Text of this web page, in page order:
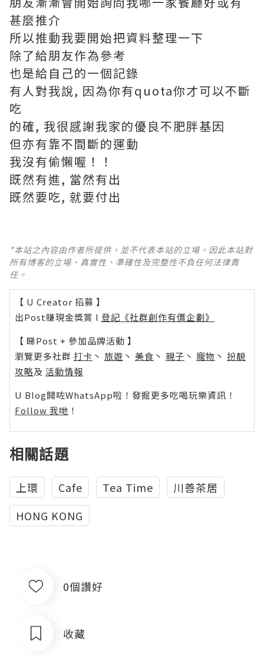
甚麼推介
所以推動我要開始把資料整理一下
除了給朋友作為參考
也是給自己的一個記錄
有人對我說, 因為你有quota你才可以不斷
吃
的確, 我很感謝我家的優良不肥胖基因
但亦有靠不間斷的運動
我沒有偷懶喔！！
既然有進, 當然有出
既然要吃, 就要付出
*本站之內容由作者所提供，並不代表本站的立場。因此本站對
所有博客的立場、真實性、準確性及完整性不負任何法律責
任。
【 U Creator 招募 】
出Post賺現金獎賞 l 登記《社群創作有價企劃》
【 睇Post + 參加品牌活動 】
瀏覽更多社群 打卡 丶 旅遊 丶 美食 丶 親子 丶 寵物 丶 扮靚
攻略及 活動情報
U Blog開咗WhatsApp啦！發掘更多吃喝玩樂資訊！
Follow 我哋 ！
相關話題
上環 Cafe Tea Time
川善茶居
HONG KONG
0個讚好
收藏